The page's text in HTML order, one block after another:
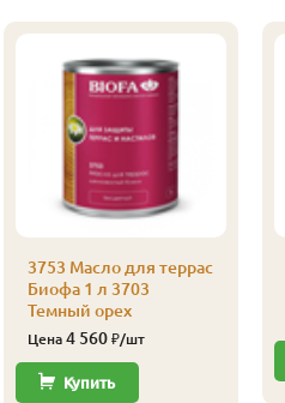
3753 Масло для террас
Биофа 1 л 3703
Темный орех
Цена 4 560₽/шт
Купить